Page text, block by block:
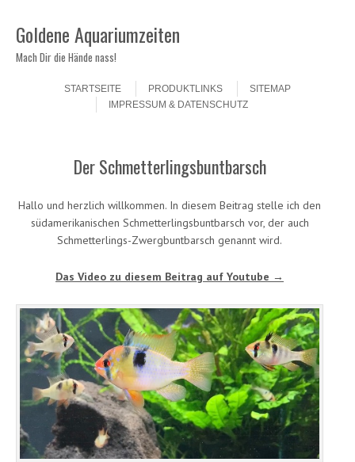
Goldene Aquariumzeiten
Mach Dir die Hände nass!
STARTSEITE
PRODUKTLINKS
SITEMAP
IMPRESSUM & DATENSCHUTZ
Der Schmetterlingsbuntbarsch
Hallo und herzlich willkommen. In diesem Beitrag stelle ich den
südamerikanischen Schmetterlingsbuntbarsch vor, der auch
Schmetterlings-Zwergbuntbarsch genannt wird.
Das Video zu diesem Beitrag auf Youtube →